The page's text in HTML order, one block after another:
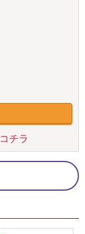
コチラ